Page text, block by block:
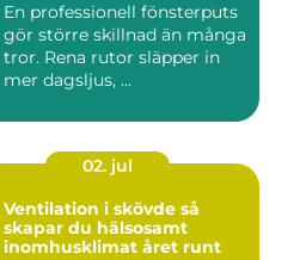
En professionell fönsterputs
gör större skillnad än många
tror. Rena rutor släpper in
mer dagsljus, ...
02. jul
Ventilation i skövde så
skapar du hälsosamt
inomhusklimat året runt